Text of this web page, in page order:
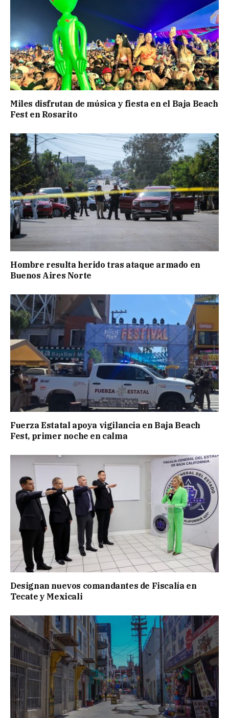
Miles disfrutan de música y fiesta en el Baja Beach
Fest en Rosarito
Hombre resulta herido tras ataque armado en
Buenos Aires Norte
Fuerza Estatal apoya vigilancia en Baja Beach
Fest, primer noche en calma
Designan nuevos comandantes de Fiscalía en
Tecate y Mexicali